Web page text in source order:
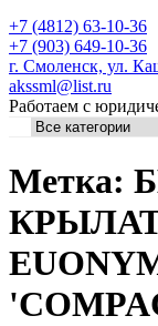
+7 (4812) 63-10-36
+7 (903) 649-10-36
г. Смоленск, ул.
akssml@list.ru
Работаем с
Метка: